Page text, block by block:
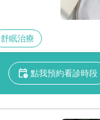
舒眠治療
點我預約看診時段